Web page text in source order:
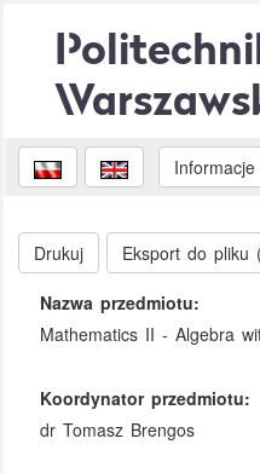
Informacje
Drukuj Eksport do pliku
Nazwa przedmiotu:
Mathematics II - Algebra
Koordynator przedmiotu:
dr Tomasz Brengos